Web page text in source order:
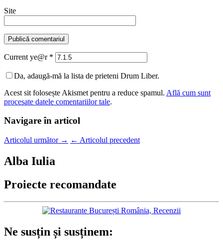
Site
Current ye@r *
Da, adaugă-mă la lista de prieteni Drum Liber.
Acest sit folosește Akismet pentru a reduce spamul. Află cum sunt
procesate datele comentariilor tale.
Navigare în articol
Articolul următor → ← Articolul precedent
Alba Iulia
Proiecte recomandate
Ne susțin și susținem: